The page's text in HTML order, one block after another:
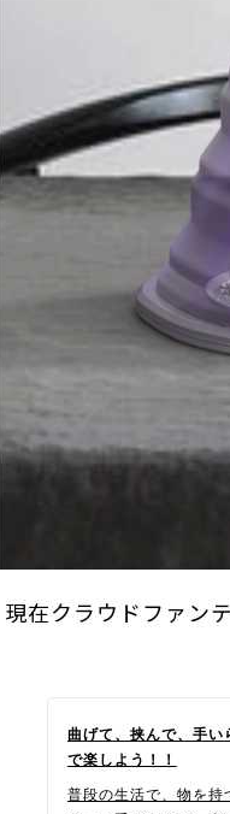
現在クラウドファン
曲げて、挟んで、手い
で楽しよう！！
普段の生活で、物を持